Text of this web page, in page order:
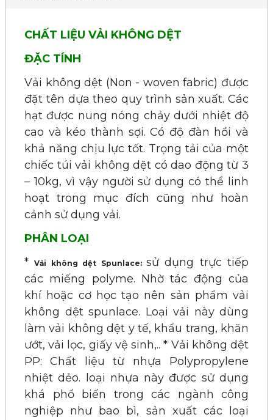
CHẤT LIỆU VẢI KHÔNG DỆT
ĐẶC TÍNH
Vải không dệt (Non - woven fabric) được
đặt tên dựa theo quy trình sản xuất. Các
hạt được nung nóng chảy dưới nhiệt độ
cao và kéo thành sợi.Có độ đàn hồi và
khả năng chịu lực tốt. Trọng tải của một
chiếc túi vải không dệt có dao động từ 3
– 10kg, vì vậy người sử dụng có thể linh
hoạt trong mục đích cũng như hoàn
cảnh sử dụng vải.
PHÂN LOẠI
*Vải không dệt Spunlace: sử dụng trực tiếp
các miếng polyme. Nhờ tác động của
khí hoặc cơ học tạo nên sản phẩm vải
không dệt spunlace. Loại vải này dùng
làm vải không dệt y tế, khẩu trang, khăn
ướt, vải lọc, giấy vệ sinh,.. * Vải không dệt
PP: Chất liệu từ nhựa Polypropylene
nhiệt dẻo. loại nhựa này được sử dụng
khá phổ biến trong các ngành công
nghiệp như bao bì, sản xuất các loại